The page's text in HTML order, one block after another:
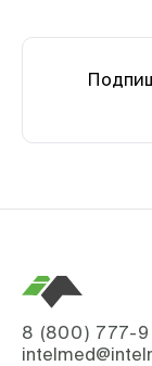
8 (800) 777-